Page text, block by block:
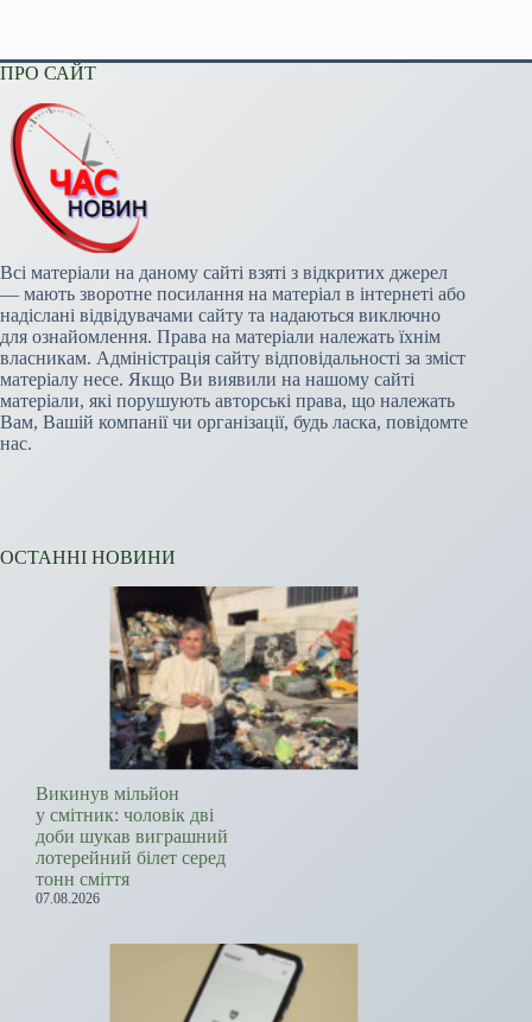
ПРО САЙТ
Всі матеріали на даному сайті взяті з відкритих джерел
— мають зворотне посилання на матеріал в інтернеті або
надіслані відвідувачами сайту та надаються виключно
для ознайомлення. Права на матеріали належать їхнім
власникам. Адміністрація сайту відповідальності за зміст
матеріалу несе. Якщо Ви виявили на нашому сайті
матеріали, які порушують авторські права, що належать
Вам, Вашій компанії чи організації, будь ласка, повідомте
нас.
ОСТАННІ НОВИНИ
Викинув мільйон
у смітник: чоловік дві
доби шукав виграшний
лотерейний білет серед
тонн сміття
07.08.2026